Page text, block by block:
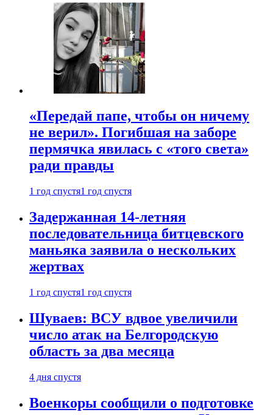
«Передай папе, чтобы он ничему
не верил». Погибшая на заборе
пермячка явилась с «того света»
ради правды
1 год спустя1 год спустя
Задержанная 14-летняя
последовательница битцевского
маньяка заявила о нескольких
жертвах
1 год спустя1 год спустя
Шуваев: ВСУ вдвое увеличили
число атак на Белгородскую
область за два месяца
4 дня спустя
Военкоры сообщили о подготовке